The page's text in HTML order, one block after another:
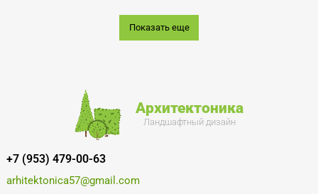
Показать еще
Архитектоника
Ландшафтный дизайн
+7 (953) 479-00-63
arhitektonica57@gmail.com